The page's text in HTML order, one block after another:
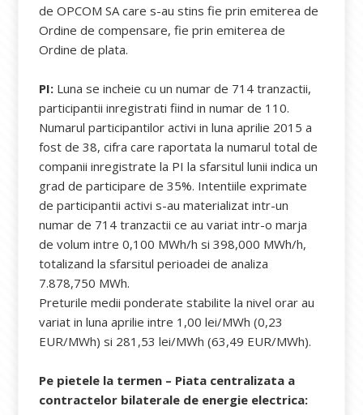
de OPCOM SA care s-au stins fie prin emiterea de
Ordine de compensare, fie prin emiterea de
Ordine de plata.
PI: Luna se incheie cu un numar de 714 tranzactii,
participantii inregistrati fiind in numar de 110.
Numarul participantilor activi in luna aprilie 2015 a
fost de 38, cifra care raportata la numarul total de
companii inregistrate la PI la sfarsitul lunii indica un
grad de participare de 35%. Intentiile exprimate
de participantii activi s-au materializat intr-un
numar de 714 tranzactii ce au variat intr-o marja
de volum intre 0,100 MWh/h si 398,000 MWh/h,
totalizand la sfarsitul perioadei de analiza
7.878,750 MWh.
Preturile medii ponderate stabilite la nivel orar au
variat in luna aprilie intre 1,00 lei/MWh (0,23
EUR/MWh) si 281,53 lei/MWh (63,49 EUR/MWh).
Pe pietele la termen – Piata centralizata a
contractelor bilaterale de energie electrica: